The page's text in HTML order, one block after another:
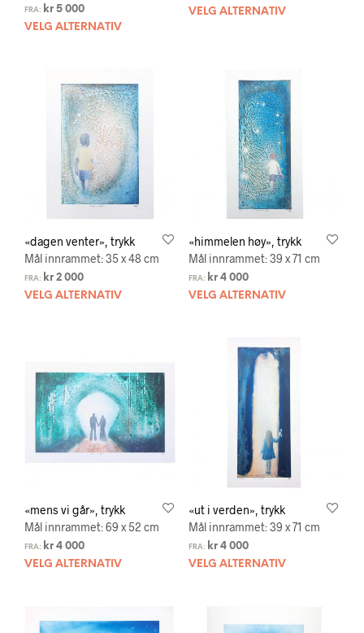
FRA: kr 5 000
VELG ALTERNATIV
VELG ALTERNATIV
«dagen venter», trykk
Mål innrammet: 35 x 48 cm
FRA: kr 2 000
VELG ALTERNATIV
«himmelen høy», trykk
Mål innrammet: 39 x 71 cm
FRA: kr4 000
VELG ALTERNATIV
«mens vi går», trykk
Mål innrammet: 69 x 52 cm
FRA: kr 4 000
VELG ALTERNATIV
«ut i verden», trykk
Mål innrammet: 39 x 71 cm
FRA: kr4 000
VELG ALTERNATIV